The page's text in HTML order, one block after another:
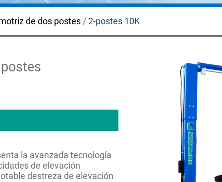
de dos postes/2-postes 10K
la avanzada tecnología
de elevación
destreza de elevación